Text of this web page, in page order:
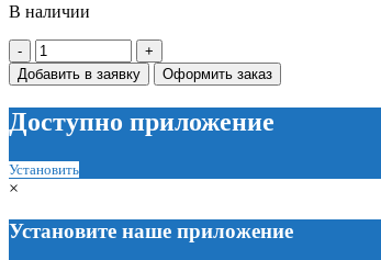
В наличии
Количество
товара
Масло
индустриальное
И-50.
Добавить в заявку Оформить заказ
Доступно приложение
Установить
×
Установите наше приложение